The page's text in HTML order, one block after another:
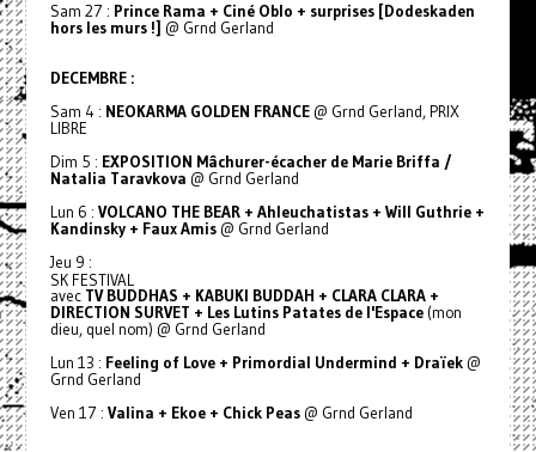
Sam 27 : Prince Rama + Ciné Oblo + surprises [Dodeskaden
hors les murs !] @ Grnd Gerland
DECEMBRE :
Sam 4 : NEOKARMA GOLDEN FRANCE@ Grnd Gerland, PRIX
LIBRE
Dim 5 : EXPOSITION Mâchurer-écacher de Marie Briffa /
Natalia Taravkova @ Grnd Gerland
Lun 6 : VOLCANO THE BEAR + Ahleuchatistas + Will Guthrie +
Kandinsky + Faux Amis@ Grnd Gerland
Jeu 9 :
SK FESTIVAL
avec TV BUDDHAS + KABUKI BUDDAH + CLARA CLARA +
DIRECTION SURVET + Les Lutins Patates de l'Espace(mon
dieu, quel nom) @ Grnd Gerland
Lun 13 : Feeling of Love + Primordial Undermind + Draïek@
Grnd Gerland
Ven 17 : Valina + Ekoe + Chick Peas@ Grnd Gerland